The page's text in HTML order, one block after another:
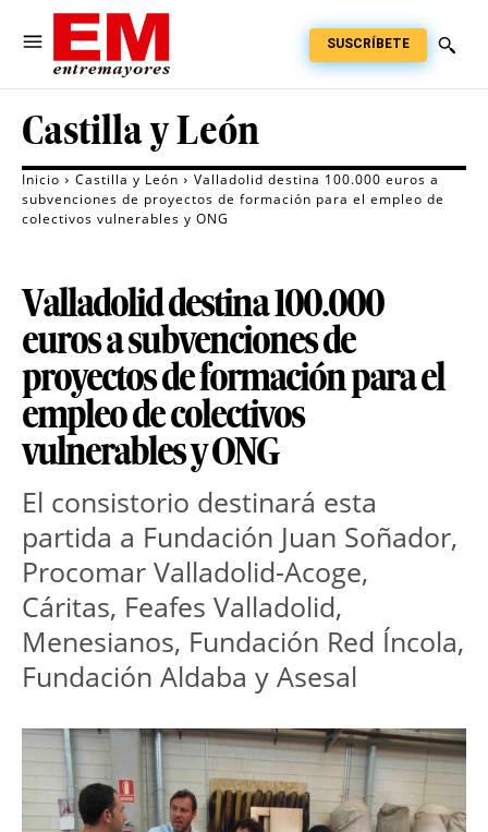
SUSCRÍBETE
Castilla y León
Inicio Castilla y León
Valladolid destina 100.000 euros a
subvenciones de proyectos de formación para el empleo de
colectivos vulnerables y ONG
Valladolid destina 100.000
euros a subvenciones de
proyectos de formación para el
empleo de colectivos
vulnerables y ONG
El consistorio destinará esta
partida a Fundación Juan Soñador,
Procomar Valladolid-Acoge,
Cáritas, Feafes Valladolid,
Menesianos, Fundación Red Íncola,
Fundación Aldaba y Asesal